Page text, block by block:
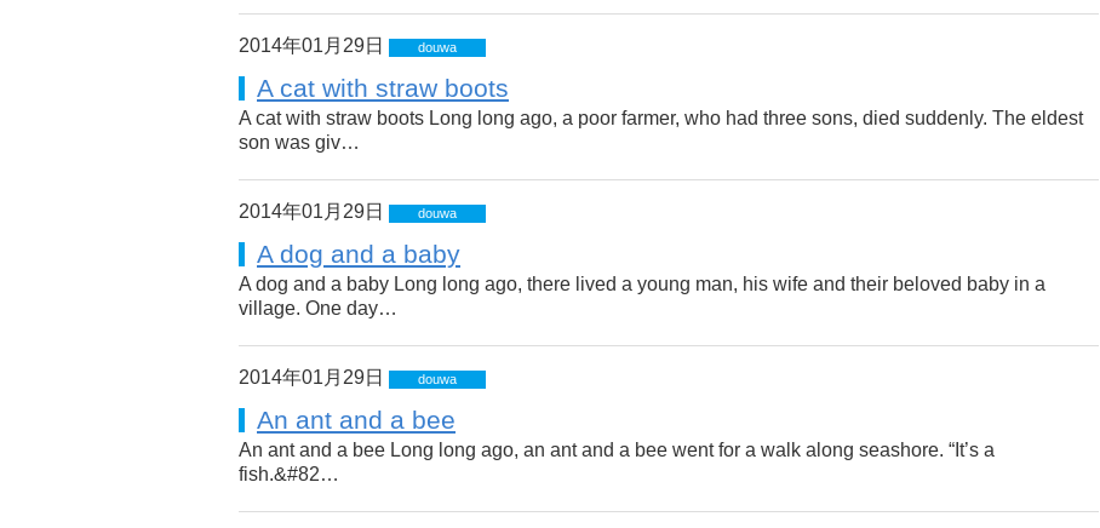
2014年01月29日 douwa
A cat with straw boots
A cat with straw boots Long long ago, a poor farmer, who had three sons, died suddenly. The eldest
son was giv…
2014年01月29日 douwa
A dog and a baby
A dog and a baby Long long ago, there lived a young man, his wife and their beloved baby in a
village. One day…
2014年01月29日 douwa
An ant and a bee
An ant and a bee Long long ago, an ant and a bee went for a walk along seashore. “It’s a
fish.&#82…